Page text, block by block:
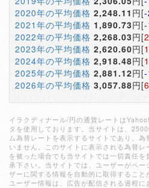
2020年の平均価格 2,248.11 円[
2021年の平均価格 1,890.73円[
2022年の平均価格 2,268.03円[
2023年の平均価格 2,620.60円[
2024年の平均価格 2,918.48円[
2025年の平均価格 2,881.12円[
2026年の平均価格 3,057.88円[
イラクディナール/円の通貨レートは
タを使用しております。当サイトは、
ム為替レートを表示するサイトであり、
いません。このサイトに表示される為替
を被った場合でも当サイトでは一切責任
承下さい。当サイトでは、ユーザーがペ
ザーに関する情報を自動的に取得するこ
ユーザー情報は、広告が配信される過程